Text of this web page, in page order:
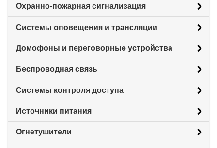
Охранно-пожарная сигнализация
Системы оповещения и трансляции
Домофоны и переговорные устройства
Беспроводная связь
Системы контроля доступа
Источники питания
Огнетушители